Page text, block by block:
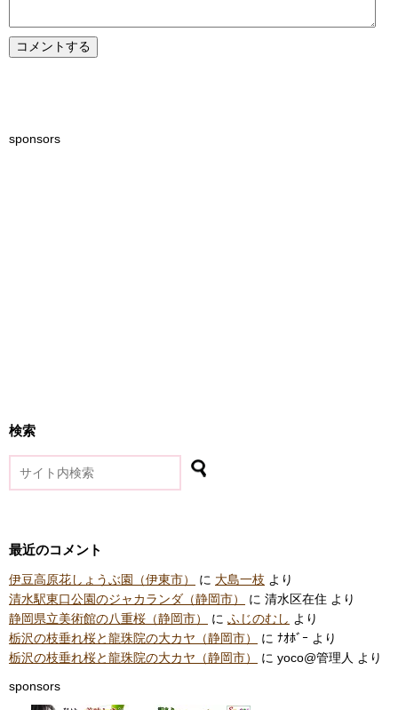
sponsors
検索
最近のコメント
伊豆高原花しょうぶ園（伊東市） に 大島一枝 より
清水駅東口公園のジャカランダ（静岡市）
に 清水区在住 より
静岡県立美術館の八重桜（静岡市）
に ふじのむし より
栃沢の枝垂れ桜と龍珠院の大カヤ（静岡市）
に ﾅｵﾎﾞｰ より
栃沢の枝垂れ桜と龍珠院の大カヤ（静岡市）
に yoco@管理人 より
sponsors